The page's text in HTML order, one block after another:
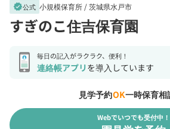
verified公式 小規模保育所 /茨城県水戸市
すぎのこ住吉保育園
毎日の記入がラクラク、便利！
連絡帳アプリを導入しています
見学予約OK一時保育相
Webでいつでも受付中！